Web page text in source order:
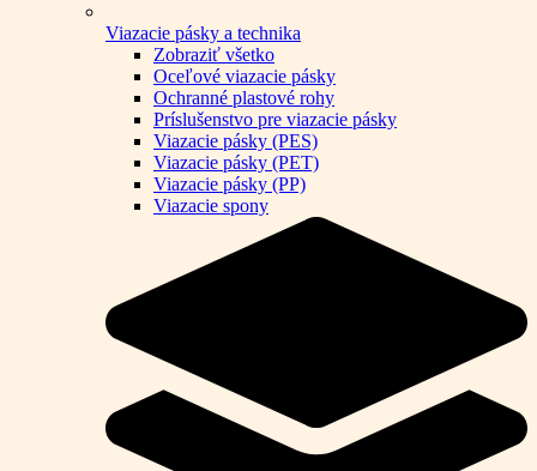
Viazacie pásky a technika
Zobraziť všetko
Oceľové viazacie pásky
Ochranné plastové rohy
Príslušenstvo pre viazacie pásky
Viazacie pásky (PES)
Viazacie pásky (PET)
Viazacie pásky (PP)
Viazacie spony